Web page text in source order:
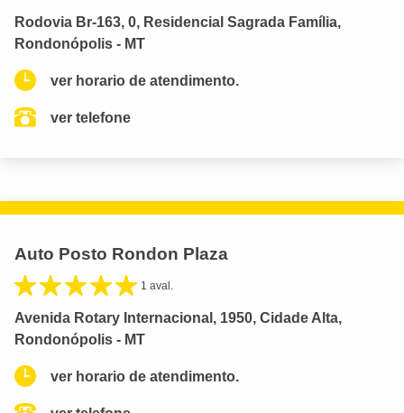
Rodovia Br-163, 0, Residencial Sagrada Família,
Rondonópolis - MT
ver horario de atendimento.
ver telefone
Auto Posto Rondon Plaza
1 aval.
Avenida Rotary Internacional, 1950, Cidade Alta,
Rondonópolis - MT
ver horario de atendimento.